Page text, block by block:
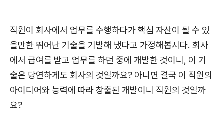
직원이 회사에서 업무를 수행하다가 핵심 자산이 될 수 있
을만한 뛰어난 기술을 기발해 냈다고 가정해봅시다. 회사
에서 급여를 받고 업무를 하던 중에 개발한 것이니, 이 기
술은 당연하게도 회사의 것일까요? 아니면 결국 이 직원의
아이디어와 능력에 따라 창출된 개발이니 직원의 것일까
요?